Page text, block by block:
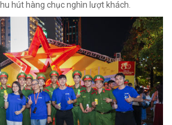
hút hàng chục nghìn lượt khách.